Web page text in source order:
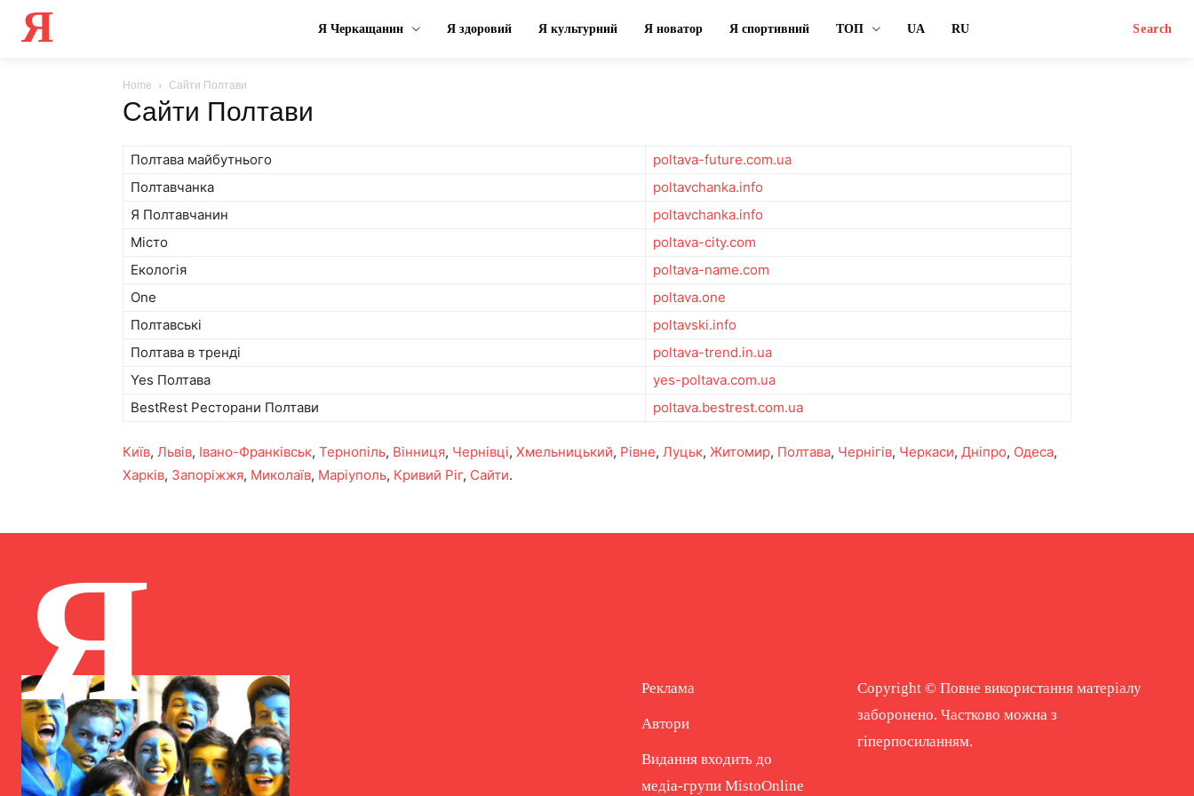
Я Я Черкащанин Я здоровий Я культурний Я новатор Я спортивний ТОП UA RU Search
Home Сайти Полтави
Сайти Полтави
Полтава майбутнього
poltava-future.com.ua
Полтавчанка
poltavchanka.info
Я Полтавчанин
poltavchanka.info
Місто
poltava-city.com
Екологія
poltava-name.com
One
poltava.one
Полтавські
poltavski.info
Полтава в тренді
poltava-trend.in.ua
Yes Полтава
yes-poltava.com.ua
BestRest Ресторани Полтави
poltava.bestrest.com.ua
Київ, Львів, Івано-Франківськ, Тернопіль, Вінниця, Чернівці, Хмельницький, Рівне, Луцьк, Житомир, Полтава, Чернігів, Черкаси, Дніпро, Одеса,
Харків, Запоріжжя, Миколаїв, Маріуполь, Кривий Ріг, Сайти.
Я Реклама
Автори
Видання входить до
медіа-групи MistoOnline
Copyright © Повне використання матеріалу
заборонено. Частково можна з
гіперпосиланням.